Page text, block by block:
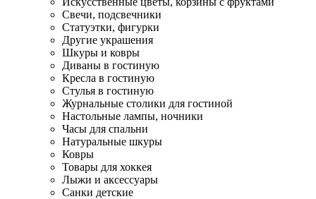
Свечи, подсвечники
Статуэтки, фигурки
Другие украшения
Шкуры и ковры
Диваны в гостиную
Кресла в гостиную
Стулья в гостиную
Журнальные столики для гостиной
Настольные лампы, ночники
Часы для спальни
Натуральные шкуры
Ковры
Товары для хоккея
Лыжи и аксессуары
Санки детские